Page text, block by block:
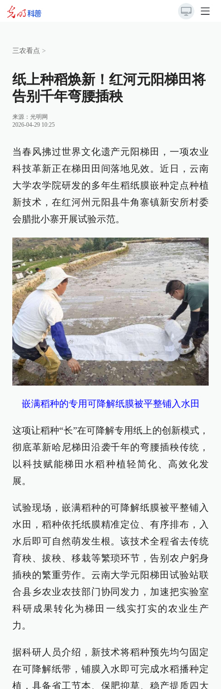
三农看点 >
纸上种稻焕新！红河元阳梯田将
告别千年弯腰插秧
来源： 光明网
2026-04-29 10:25
当春风拂过世界文化遗产元阳梯田，一项农业
科技革新正在梯田田间落地见效。近日，云南
大学农学院研发的多年生稻纸膜嵌种定点种植
新技术，在红河州元阳县牛角寨镇新安所村委
会腊批小寨开展试验示范。
嵌满稻种的专用可降解纸膜被平整铺入水田
这项让稻种“长”在可降解专用纸上的创新模式，
彻底革新哈尼梯田沿袭千年的弯腰插秧传统，
以科技赋能梯田水稻种植轻简化、高效化发
展。
试验现场，嵌满稻种的可降解纸膜被平整铺入
水田，稻种依托纸膜精准定位、有序排布，入
水后即可自然萌发生根。该技术全程省去传统
育秧、拔秧、移栽等繁琐环节，告别农户躬身
插秧的繁重劳作。云南大学元阳梯田试验站联
合县乡农业农技部门协同发力，加速把实验室
科研成果转化为梯田一线实打实的农业生产
力。
据科研人员介绍，新技术将稻种预先均匀固定
在可降解纸带，铺膜入水即可完成水稻播种定
植，具备省工节本、保肥抑草、稳产提质四大